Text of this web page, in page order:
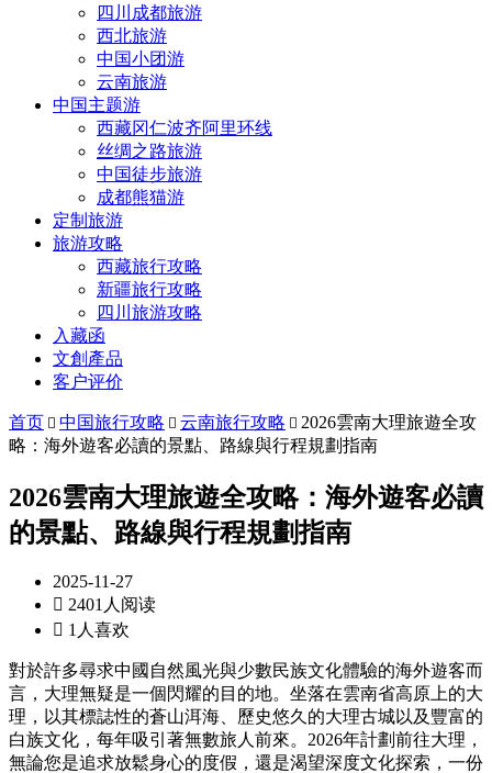
四川成都旅游
西北旅游
中国小团游
云南旅游
中国主题游
西藏冈仁波齐阿里环线
丝绸之路旅游
中国徒步旅游
成都熊猫游
定制旅游
旅游攻略
西藏旅行攻略
新疆旅行攻略
四川旅游攻略
入藏函
文創產品
客户评价
首页  中国旅行攻略  云南旅行攻略  2026雲南大理旅遊全攻
略：海外遊客必讀的景點、路線與行程規劃指南
2026雲南大理旅遊全攻略：海外遊客必讀
的景點、路線與行程規劃指南
2025-11-27
 2401人阅读
 1人喜欢
對於許多尋求中國自然風光與少數民族文化體驗的海外遊客而
言，大理無疑是一個閃耀的目的地。坐落在雲南省高原上的大
理，以其標誌性的蒼山洱海、歷史悠久的大理古城以及豐富的
白族文化，每年吸引著無數旅人前來。2026年計劃前往大理，
無論您是追求放鬆身心的度假，還是渴望深度文化探索，一份